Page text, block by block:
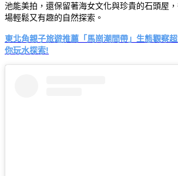
池能美拍，還保留著海女文化與珍貴的石頭屋
場輕鬆又有趣的自然探索。
東北角親子旅遊推薦「馬崗潮間帶」生態觀察
你玩水探索!